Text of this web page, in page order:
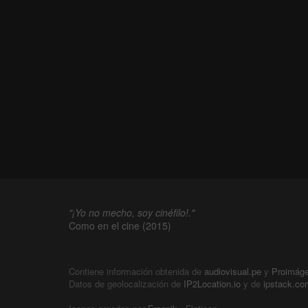
"¡Yo no mecho, soy cinéfilo!."
Como en el cine (2015)
Contiene información obtenida de audiovisual.pe y
Datos de geolocalización de IP2Location.io y de